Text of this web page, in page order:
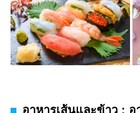
อาหารเส้นและข้าว :